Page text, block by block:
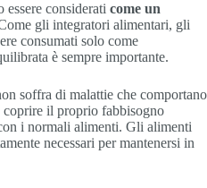
essere considerati come un
gli integratori alimentari, gli
consumati solo come
è sempre importante.
soffra di malattie che comportano
coprire il proprio fabbisogno
i normali alimenti. Gli alimenti
necessari per mantenersi in